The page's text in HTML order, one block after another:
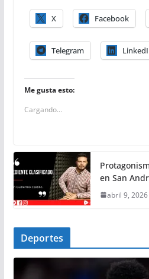
X Facebook
Telegram
Me gusta esto:
Cargando...
en San
abril 9, 2026
Deportes